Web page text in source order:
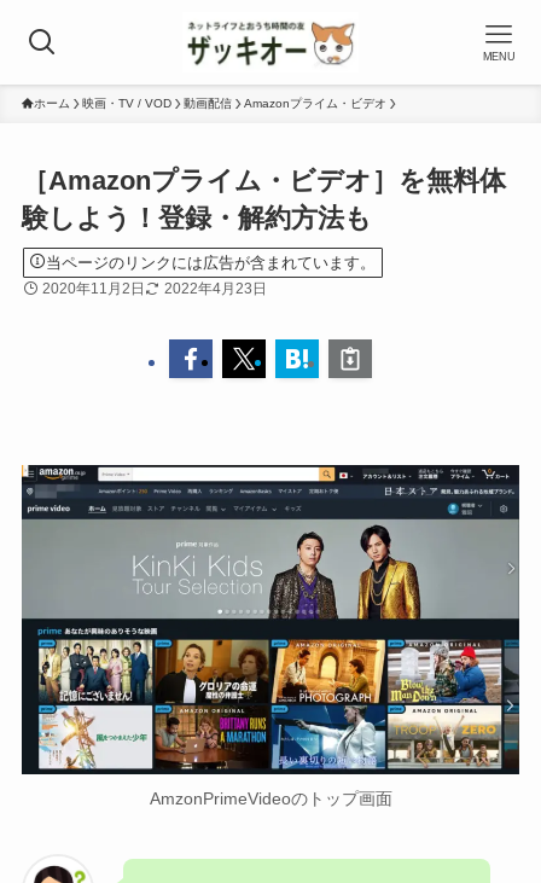
MENU
ホーム 映画・TV / VOD 動画配信 Amazonプライム・ビデオ
［Amazonプライム・ビデオ］を無料体
験しよう！登録・解約方法も
当ページのリンクには広告が含まれています。
2020年11月2日 2022年4月23日
AmzonPrimeVideoのトップ画面